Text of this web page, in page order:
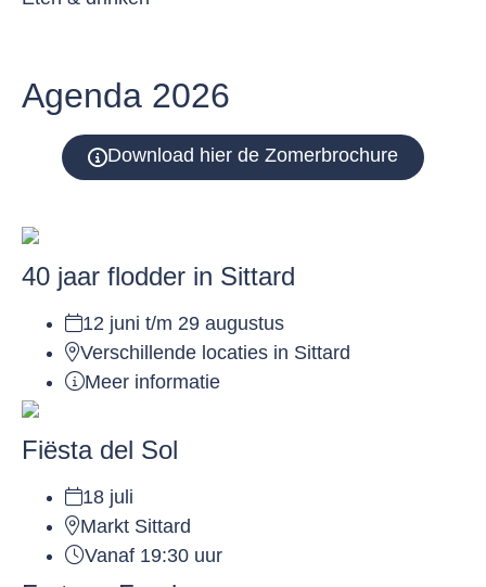
Agenda 2026
Download hier de Zomerbrochure
40 jaar flodder in Sittard
12 juni t/m 29 augustus
Verschillende locaties in Sittard
Meer informatie
Fiësta del Sol
18 juli
Markt Sittard
Vanaf 19:30 uur